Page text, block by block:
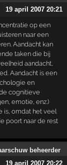
19 april 2007 20:21
op een
naar een
Aandacht kan
taken die bij
aandacht,
Aandacht is een
en
cognitieve
emotie, enz.)
is, omdat het veel
poort naar de rest
19 april 2007 20:22